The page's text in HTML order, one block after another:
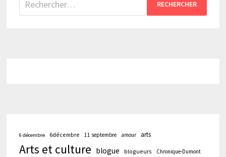
6 décembre 6décembre 11 septembre amour arts
Arts et culture blogue blogueurs Chronique-Dumont